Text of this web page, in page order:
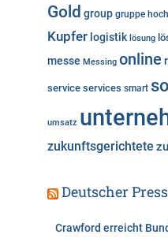
Gold group gruppe
Kupfer logistik lösung
messe Messing online
service services smart
umsatz
zukunftsgerichtete
Deutscher
Crawford erreicht